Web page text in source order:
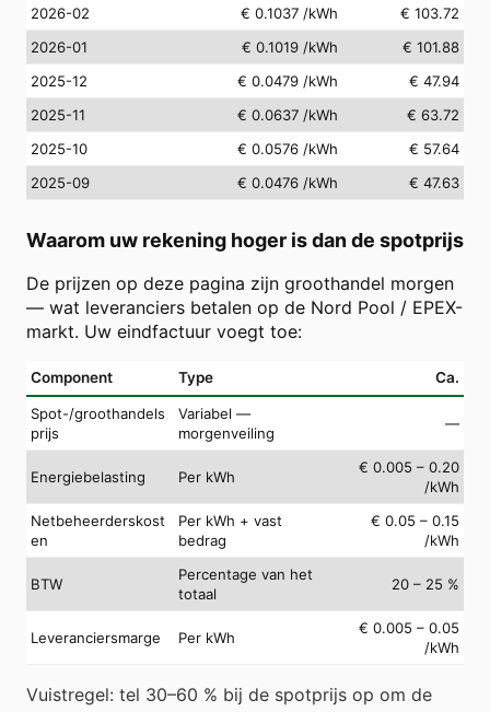
2026-02
€ 0.1037 /kWh
€ 103.72
2026-01
€ 0.1019 /kWh
€ 101.88
2025-12
€ 0.0479 /kWh
€ 47.94
2025-11
€ 0.0637 /kWh
€ 63.72
2025-10
€ 0.0576 /kWh
€ 57.64
2025-09
€ 0.0476 /kWh € 47.63
Waarom uw rekening hoger is dan de spotprijs
De prijzen op deze pagina zijn groothandel morgen
— wat leveranciers betalen op de Nord Pool / EPEX-
markt. Uw eindfactuur voegt toe:
Component Type Ca.
Spot-/groothandels
prijs
Variabel —
morgenveiling
—
Energiebelasting Per kWh
€ 0.005 – 0.20
/kWh
Netbeheerderskost
en
Per kWh + vast
bedrag
€ 0.05 – 0.15
/kWh
BTW
Percentage van het
totaal
20 – 25 %
Leveranciersmarge Per kWh
€ 0.005 – 0.05
/kWh
Vuistregel: tel 30–60 % bij de spotprijs op om de